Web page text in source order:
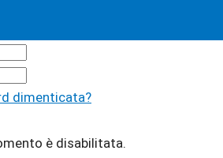
dimenticata?
è disabilitata.